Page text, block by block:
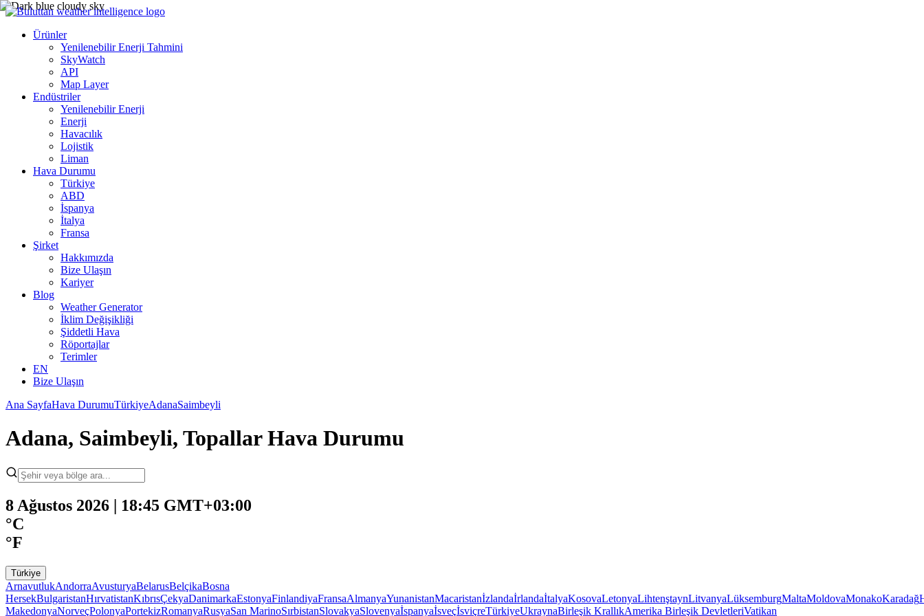
Ürünler
Yenilenebilir Enerji Tahmini
SkyWatch
API
Map Layer
Endüstriler
Yenilenebilir Enerji
Enerji
Havacılık
Lojistik
Liman
Hava Durumu
Türkiye
ABD
İspanya
İtalya
Fransa
Şirket
Hakkımızda
Bize Ulaşın
Kariyer
Blog
Weather Generator
İklim Değişikliği
Şiddetli Hava
Röportajlar
Terimler
EN
Bize Ulaşın
Ana SayfaHava DurumuTürkiyeAdanaSaimbeyli
Adana, Saimbeyli, Topallar Hava Durumu
8 Ağustos 2026 | 18:45 GMT+03:00
°C
°F
Türkiye
ArnavutlukAndorraAvusturyaBelarusBelçikaBosna
HersekBulgaristanHırvatistanKıbrısÇekyaDanimarkaEstonyaFinlandiyaFransaAlmanyaYunanistanMacaristanİzlandaİrlandaİtalyaKosovaLetonyaLihtenştaynLitvanyaLüksemburgMaltaMoldovaMonakoKaradağ
MakedonyaNorveçPolonyaPortekizRomanyaRusyaSan MarinoSırbistanSlovakyaSlovenyaİspanyaİsveçİsviçreTürkiyeUkraynaBirleşik KrallıkAmerika Birleşik DevletleriVatikan